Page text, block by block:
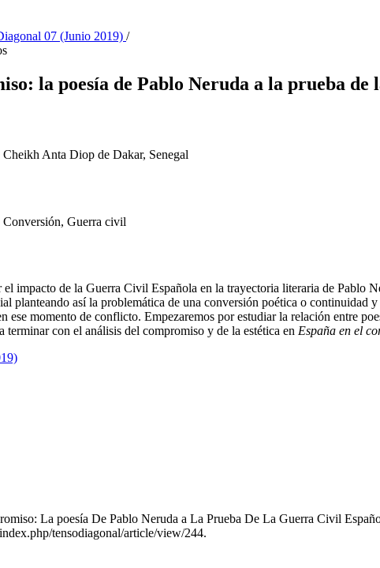
07 (Junio 2019) /
la poesía de Pablo Neruda a la prueba
Anta Diop de Dakar, Senegal
Guerra civil
el impacto de la Guerra Civil Española en la trayectoria literaria de
planteando así la problemática de una conversión poética o
ese momento de conflicto. Empezaremos por estudiar la relación entre
terminar con el análisis del compromiso y de la estética en España en el
La poesía De Pablo Neruda a La Prueba De La Guerra Civil
tensodiagonal/article/view/244.